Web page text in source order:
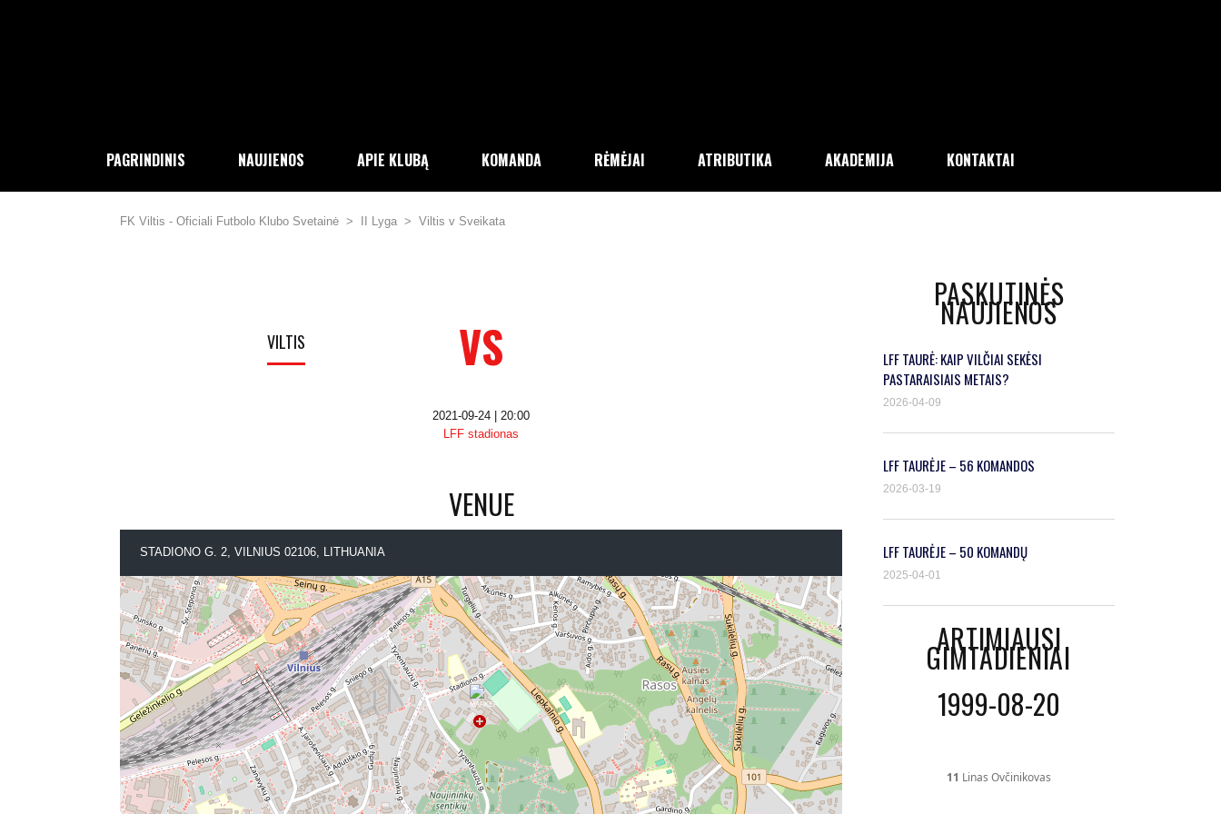
PAGRINDINIS NAUJIENOS APIE KLUBĄ KOMANDA RĖMĖJAI ATRIBUTIKA AKADEMIJA KONTAKTAI
FK Viltis - Oficiali Futbolo Klubo Svetainė > II Lyga > Viltis v Sveikata
VILTIS VS
2021-09-24 | 20:00
LFF stadionas
VENUE
STADIONO G. 2, VILNIUS 02106, LITHUANIA
PASKUTINĖS
NAUJIENOS
2026-04-09
LFF TAURĖ: KAIP VILČIAI SEKĖSI
PASTARAISIAIS METAIS?
2026-03-19
LFF TAURĖJE – 56 KOMANDOS
2025-04-01
LFF TAURĖJE – 50 KOMANDŲ
ARTIMIAUSI
GIMTADIENIAI
1999-08-20
11 Linas Ovčinikovas